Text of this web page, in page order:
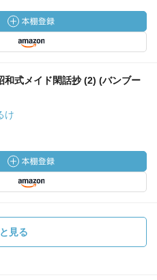
和式メイド閑話抄 (2) (バンブー
け
見る